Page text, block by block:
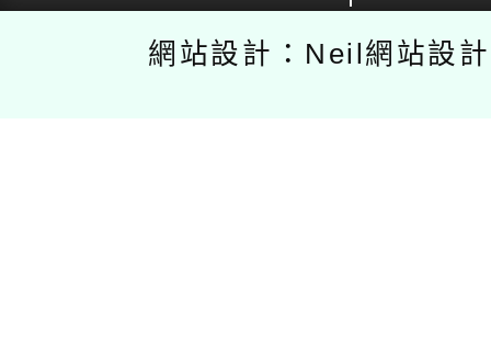
網站設計：Neil網站設